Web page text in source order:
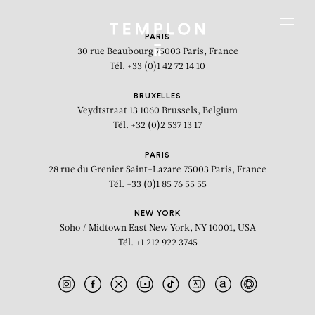
DR. RÖNTGENSAINT-JUST-
PARIS
30 rue Beaubourg 75003 Paris, France
Tél. +33 (0)1 42 72 14 10
BRUXELLES
Veydtstraat 13 1060 Brussels, Belgium
Tél. +32 (0)2 537 13 17
PARIS
28 rue du Grenier Saint-Lazare 75003 Paris, France
Tél. +33 (0)1 85 76 55 55
NEW YORK
Soho / Midtown East New York, NY 10001, USA
Tél. +1 212 922 3745